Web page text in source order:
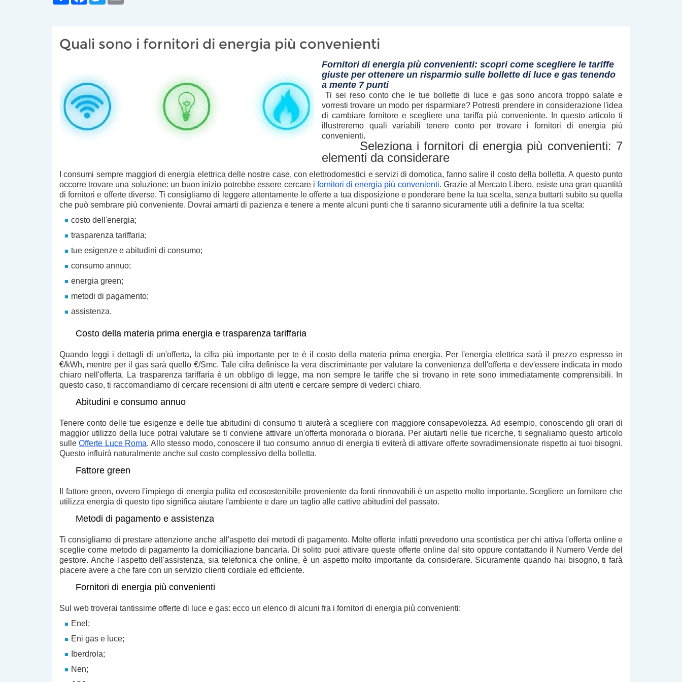
Quali sono i fornitori di energia più convenienti
Fornitori di energia più convenienti: scopri come scegliere le tariffe
giuste per ottenere un risparmio sulle bollette di luce e gas tenendo
a mente 7 punti
Ti sei reso conto che le tue bollette di luce e gassono ancora troppo salate e
vorrestitrovare un modo per risparmiare? Potresti prendere in considerazione l'idea
di cambiare fornitoreescegliere una tariffa più conveniente. In questo articolo ti
illustreremo qualivariabili tenere conto per trovare i fornitori di energia più
convenienti.
Seleziona i fornitori di energia più convenienti: 7
elementi da considerare
Iconsumi sempre maggiori di energia elettrica delle nostre case, con elettrodomestici e servizi di domotica, fanno salire il costodella bolletta. A questo punto
occorretrovare una soluzione: un buon inizio potrebbe essere cercare i fornitori di energia più convenienti. Grazie al Mercato Libero, esiste una granquantità
di fornitori e offerte diverse. Ti consigliamo di leggere attentamente le offerte a tua disposizionee ponderare bene la tua scelta, senza buttarti subito su quella
che può sembrare più conveniente. Dovrai armarti di pazienza e tenere a mente alcuni punti che ti saranno sicuramente utili a definire la tua scelta:
costo dell'energia;
trasparenza tariffaria;
tue esigenze e abitudini di consumo;
consumo annuo;
energia green;
metodi di pagamento;
assistenza.
Costo della materia prima energia e trasparenza tariffaria
Quando leggi i dettagli di un'offerta, la cifra più importante per te è il costo della materia prima energia. Per l'energia elettrica sarà il prezzo espresso in
€/kWh, mentre per il gas sarà quello €/Smc. Tale cifra definisce la vera discriminante per valutare la convenienza dell'offerta e dev'essere indicata in modo
chiaro nell'offerta. La trasparenza tariffaria è un obbligo di legge, ma non sempre le tariffe che si trovano in rete sono immediatamente comprensibili. In
questo caso, ti raccomandiamo di cercare recensioni di altri utenti e cercare sempre di vederci chiaro.
Abitudini e consumo annuo
Tenere conto delle tue esigenze e delle tue abitudini di consumo ti aiuterà a scegliere con maggiore consapevolezza. Ad esempio, conoscendo gli orari di
maggior utilizzo della luce potraivalutare se ti conviene attivare un'offerta monoraria o bioraria. Per aiutarti nelle tue ricerche, ti segnaliamo questo articolo
sulle Offerte Luce Roma. Allo stesso modo, conoscere il tuo consumo annuo di energiati eviterà di attivare offerte sovradimensionate rispetto ai tuoi bisogni.
Questo influirà naturalmente anche sul costo complessivo della bolletta.
Fattore green
Il fattore green, ovvero l'impiego di energia pulita ed ecosostenibile proveniente da fonti rinnovabili è un aspetto molto importante. Scegliere un fornitore che
utilizza energia di questo tipo significa aiutare l'ambiente e dare un taglio alle cattive abitudini del passato.
Metodi di pagamento e assistenza
Ti consigliamo di prestare attenzione anche all'aspetto dei metodi di pagamento. Molte offerte infatti prevedono unascontistica per chi attiva l'offerta onlinee
sceglie come metodo di pagamento la domiciliazione bancaria. Di solito puoi attivare queste offerte online dal sito oppure contattando il
Numero Verde del
gestore. Anche l'aspetto dell'assistenza, sia telefonica che online, è un aspetto molto importante da considerare. Sicuramente quando hai bisogno, ti farà
piacere avere a che fare con un servizio clienti cordiale ed efficiente.
Fornitori di energia più convenienti
Sul web troverai tantissime offerte di luce e gas: ecco un elenco di alcuni fra i fornitori di energia più convenienti:
Enel;
Eni gas e luce;
Iberdrola;
Nen;